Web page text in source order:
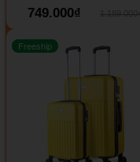
749.000₫
Freeship